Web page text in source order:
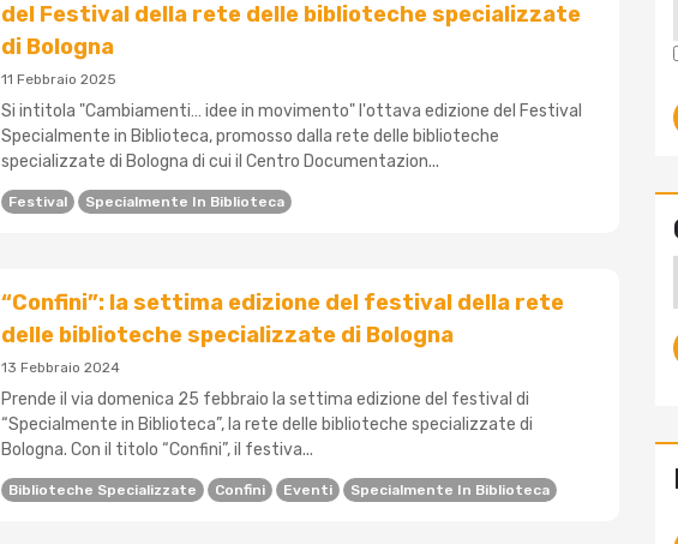
del Festival della rete delle biblioteche specializzate
di Bologna
11 Febbraio 2025
Si intitola "Cambiamenti… idee in movimento" l'ottava edizione del Festival
Specialmente in Biblioteca, promosso dalla rete delle biblioteche
specializzate di Bologna di cui il Centro Documentazion...
Festival Specialmente In Biblioteca
“Confini”: la settima edizione del festival della rete
delle biblioteche specializzate di Bologna
13 Febbraio 2024
Prende il via domenica 25 febbraio la settima edizione del festival di
“Specialmente in Biblioteca”, la rete delle biblioteche specializzate di
Bologna. Con il titolo “Confini”, il festiva...
Biblioteche Specializzate Confini Eventi Specialmente In Biblioteca